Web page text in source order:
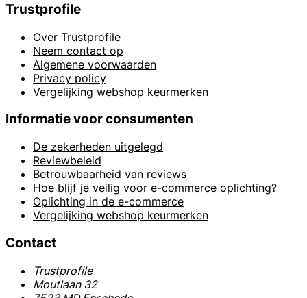
Trustprofile
Over Trustprofile
Neem contact op
Algemene voorwaarden
Privacy policy
Vergelijking webshop keurmerken
Informatie voor consumenten
De zekerheden uitgelegd
Reviewbeleid
Betrouwbaarheid van reviews
Hoe blijf je veilig voor e-commerce oplichting?
Oplichting in de e-commerce
Vergelijking webshop keurmerken
Contact
Trustprofile
Moutlaan 32